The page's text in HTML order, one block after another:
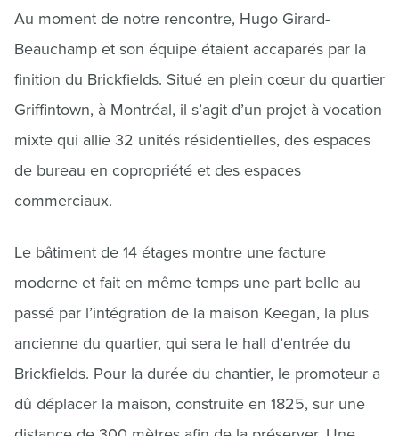
Au moment de notre rencontre, Hugo Girard-
Beauchamp et son équipe étaient accaparés par la
finition du Brickfields. Situé en plein cœur du quartier
Griffintown, à Montréal, il s’agit d’un projet à vocation
mixte qui allie 32 unités résidentielles, des espaces
de bureau en copropriété et des espaces
commerciaux.
Le bâtiment de 14 étages montre une facture
moderne et fait en même temps une part belle au
passé par l’intégration de la maison Keegan, la plus
ancienne du quartier, qui sera le hall d’entrée du
Brickfields. Pour la durée du chantier, le promoteur a
dû déplacer la maison, construite en 1825, sur une